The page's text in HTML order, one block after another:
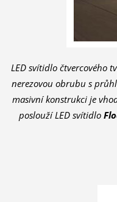
LED svítidlo čtvercového
nerezovou obrubu s
masivní konstrukci je
poslouží LED svítidlo